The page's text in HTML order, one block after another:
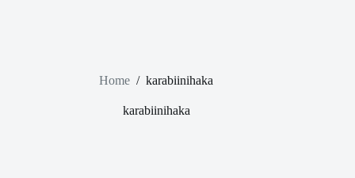
Home / karabiinihaka
karabiinihaka